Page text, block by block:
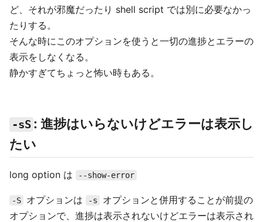
ど、それが邪魔だったり shell script では別に必要なかっ
たりする。
そんな時にこのオプションを使うと一切の進捗とエラーの
表示をしなくなる。
静かすぎてちょっと怖い時もある。
-sS : 進捗はいらないけどエラーは表示し
たい
long option は --show-error
-S オプションは -s
オプションと併用することが前提の
オプションで、進捗は表示されないけどエラーは表示され